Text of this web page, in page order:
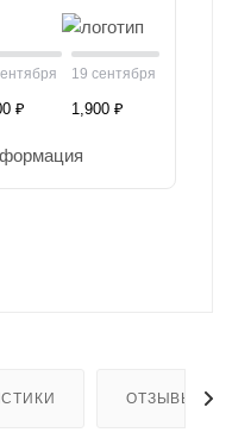
₽
19 сентября
1,900 ₽
ОТЗЫВЫ